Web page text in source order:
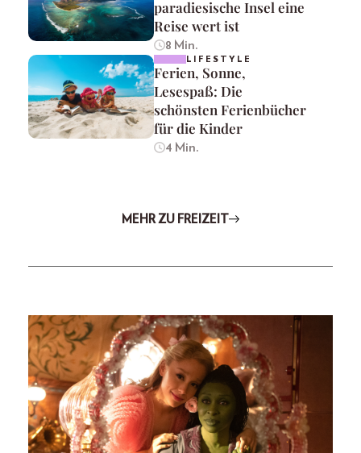
paradiesische Insel eine
Reise wert ist
8 Min.
LIFESTYLE
Ferien, Sonne,
Lesespaß: Die
schönsten Ferienbücher
für die Kinder
4 Min.
MEHR ZU FREIZEIT